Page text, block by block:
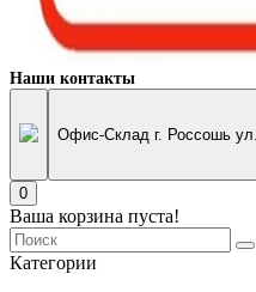
Наши контакты
Офис-Склад г. Россошь
0
Ваша корзина пуста!
Категории